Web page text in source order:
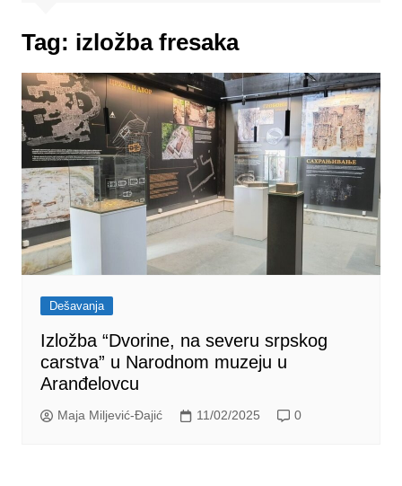
Tag: izložba fresaka
Dešavanja
Izložba “Dvorine, na severu srpskog
carstva” u Narodnom muzeju u
Aranđelovcu
Maja Miljević-Đajić 11/02/2025 0